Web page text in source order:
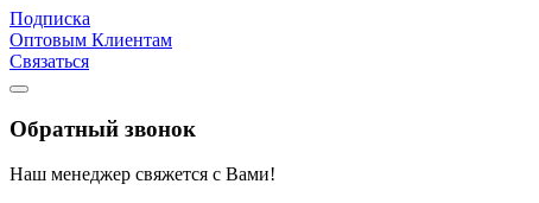
Подписка
Оптовым Клиентам
Связаться
Обратный звонок
Наш менеджер свяжется с Вами!